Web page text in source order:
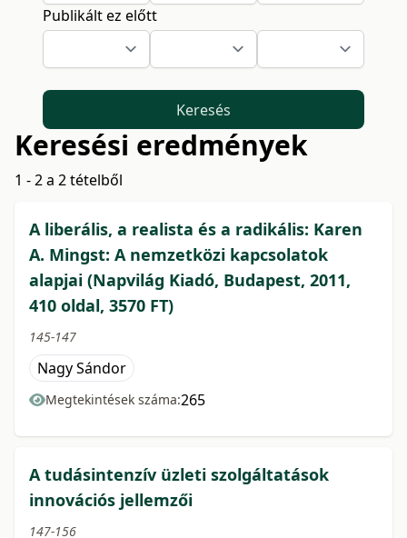
Publikált ez előtt
Keresés
Keresési eredmények
1 - 2 a 2 tételből
A liberális, a realista és a radikális: Karen
A. Mingst: A nemzetközi kapcsolatok
alapjai (Napvilág Kiadó, Budapest, 2011,
410 oldal, 3570 FT)
145-147
Nagy Sándor
Megtekintések száma:265
A tudásintenzív üzleti szolgáltatások
innovációs jellemzői
147-156